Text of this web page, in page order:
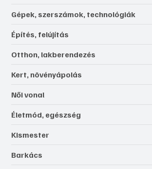
Gépek, szerszámok, technológiák
Építés, felújítás
Otthon, lakberendezés
Kert, növényápolás
Női vonal
Életmód, egészség
Kismester
Barkács